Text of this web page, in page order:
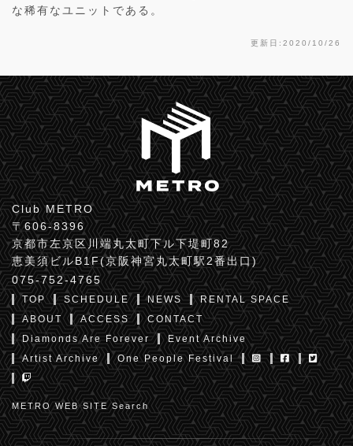
な稀有なユニットである。
更新日:2020/10/26
Club METRO
〒606-8396
京都市左京区川端丸太町下ル下堤町82
恵美須ビルB1F(京阪神宮丸太町駅2番出口)
075-752-4765
TOP SCHEDULE NEWS
RENTAL SPACE
ABOUT
ACCESS
CONTACT
Diamonds Are Forever
Event Archive
Artist Archive
One People Festival
METRO WEB SITE Search